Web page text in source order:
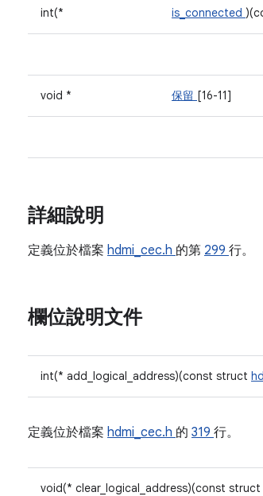
int(* is_connected
void * 保留 [16-11]
詳細說明
定義位於檔案 hdmi_cec.h 的第 299 行。
欄位說明文件
int(* add_logical_address)(const struct
定義位於檔案 hdmi_cec.h 的 319 行。
void(* clear_logical_address)(const struct